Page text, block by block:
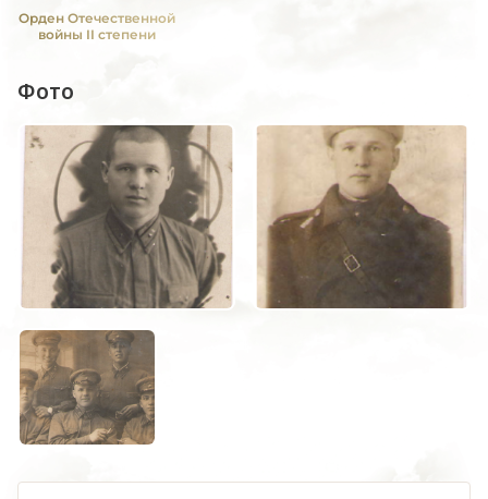
Орден Отечественной
войны II степени
Фото